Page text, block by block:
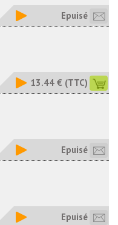
Epuisé
13.44 € (TTC)
Epuisé
Epuisé